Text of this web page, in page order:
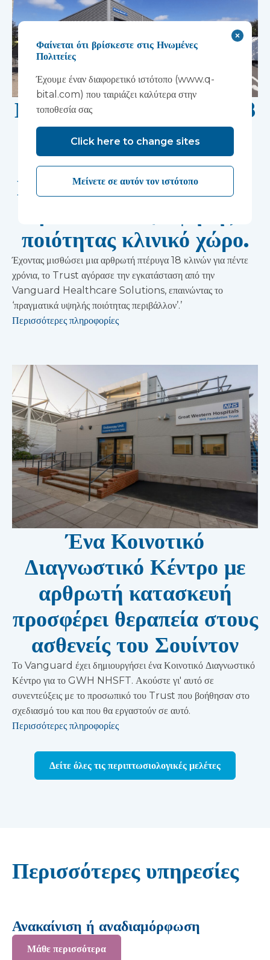
Μια αρθρωτή πτέρυγα 18
κλινών καλύπτει την
ανάγκη του Γενικού
Νοσοκομείου Kettering
ποιότητας κλινικό χώρο.
Έχοντας μισθώσει μια αρθρωτή πτέρυγα 18 κλινών για πέντε
χρόνια, το Trust αγόρασε την εγκατάσταση από την
Vanguard Healthcare Solutions, επαινώντας το
‘πραγματικά υψηλής ποιότητας περιβάλλον’.’
Περισσότερες πληροφορίες
Ένα Κοινοτικό
Διαγνωστικό Κέντρο με
αρθρωτή κατασκευή
προσφέρει θεραπεία στους
ασθενείς του Σουίντον
Το Vanguard έχει δημιουργήσει ένα Κοινοτικό Διαγνωστικό
Κέντρο για το GWH NHSFT. Ακούστε γι' αυτό σε
συνεντεύξεις με το προσωπικό του Trust που βοήθησαν στο
σχεδιασμό του και που θα εργαστούν σε αυτό.
Περισσότερες πληροφορίες
Δείτε όλες τις περιπτωσιολογικές μελέτες
Περισσότερες υπηρεσίες
Ανακαίνιση ή αναδιαμόρφωση
Μάθε περισσότερα
Φαίνεται ότι βρίσκεστε στις Ηνωμένες
Πολιτείες
Έχουμε έναν διαφορετικό ιστότοπο (www.q-
bital.com) που ταιριάζει καλύτερα στην
τοποθεσία σας
Click here to change sites
Μείνετε σε αυτόν τον ιστότοπο